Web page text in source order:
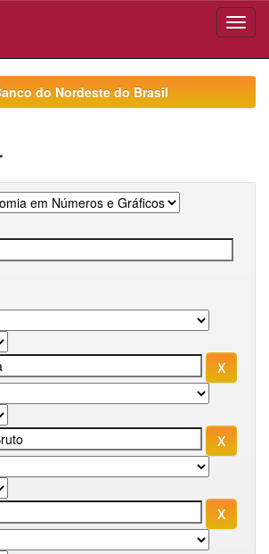
do Nordeste do Brasil